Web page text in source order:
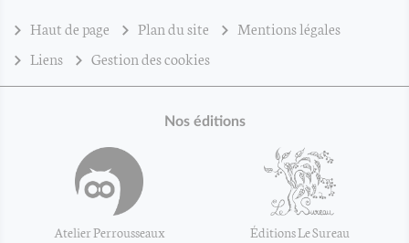
Haut de page Plan du site
Mentions légales
Liens
Gestion des cookies
Nos éditions
Atelier Perrousseaux Éditions Le Sureau